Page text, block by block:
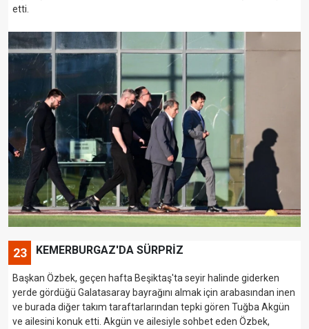
etti.
23 KEMERBURGAZ'DA SÜRPRİZ
Başkan Özbek, geçen hafta Beşiktaş'ta seyir halinde giderken
yerde gördüğü Galatasaray bayrağını almak için arabasından inen
ve burada diğer takım taraftarlarından tepki gören Tuğba Akgün
ve ailesini konuk etti. Akgün ve ailesiyle sohbet eden Özbek,